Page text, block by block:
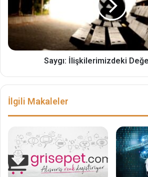
Saygı: İlişkilerimizdeki
İlgili Makaleler